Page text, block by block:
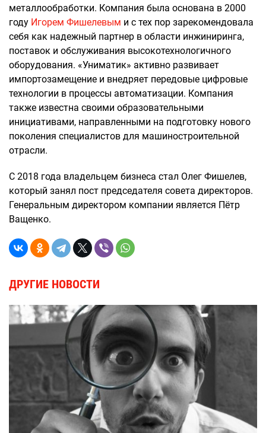
металлообработки. Компания была основана в 2000
году Игорем Фишелевым и с тех пор зарекомендовала
себя как надежный партнер в области инжиниринга,
поставок и обслуживания высокотехнологичного
оборудования. «Униматик» активно развивает
импортозамещение и внедряет передовые цифровые
технологии в процессы автоматизации. Компания
также известна своими образовательными
инициативами, направленными на подготовку нового
поколения специалистов для машиностроительной
отрасли.
С 2018 года владельцем бизнеса стал Олег Фишелев,
который занял пост председателя совета директоров.
Генеральным директором компании является Пётр
Ващенко.
ДРУГИЕ НОВОСТИ